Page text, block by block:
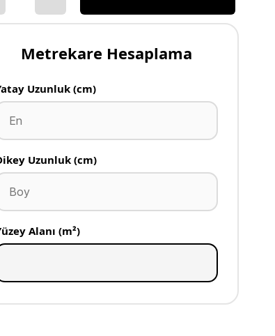
Metrekare Hesaplama
Uzunluk (cm)
Uzunluk (cm)
Alanı (m²)